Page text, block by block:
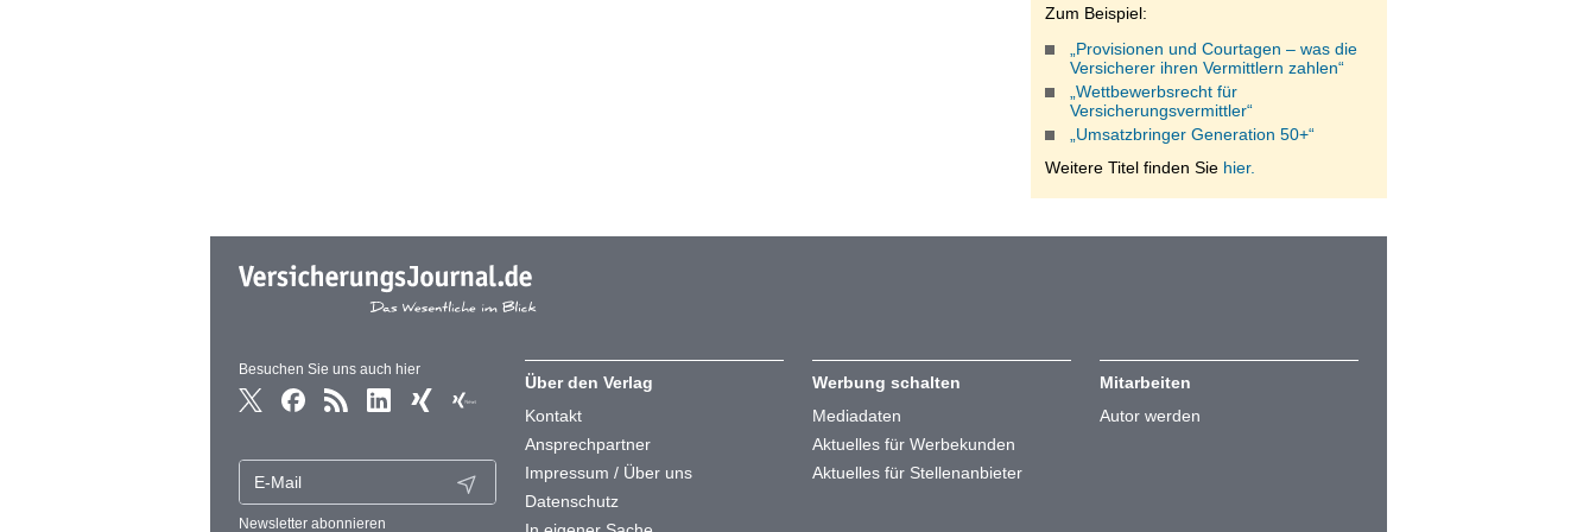
Zum Beispiel:
„Provisionen und Courtagen – was die
Versicherer ihren Vermittlern zahlen“
„Wettbewerbsrecht für
Versicherungsvermittler“
„Umsatzbringer Generation 50+“
Weitere Titel finden Sie hier.
Besuchen Sie uns auch hier
Newsletter abonnieren
Über den Verlag
Kontakt
Ansprechpartner
Impressum / Über uns
Datenschutz
Werbung schalten
Mediadaten
Aktuelles für Werbekunden
Aktuelles für Stellenanbieter
Mitarbeiten
Autor werden